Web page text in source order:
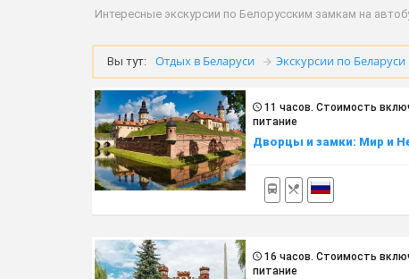
Интересные экскурсии по Белорусским замкам на
Вы тут: Отдых в Беларуси Экскурсии по Беларуси
11 часов. Cтоимость
питание
Дворцы и замки: Мир и
16 часов. Cтоимость
питание